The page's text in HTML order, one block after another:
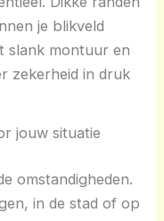
je blikveld
slank montuur en
zekerheid in druk
jouw situatie
omstandigheden.
in de stad of op